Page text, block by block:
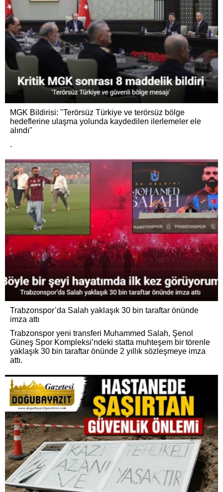
MGK Bildirisi: "Terörsüz Türkiye ve terörsüz bölge
hedeflerine ulaşma yolunda kaydedilen ilerlemeler ele
alındı"
.
Trabzonspor’da Salah yaklaşık 30 bin taraftar önünde
imza attı
Trabzonspor yeni transferi Muhammed Salah, Şenol
Güneş Spor Kompleksi’ndeki statta muhteşem bir törenle
yaklaşık 30 bin taraftar önünde 2 yıllık sözleşmeye imza
attı.